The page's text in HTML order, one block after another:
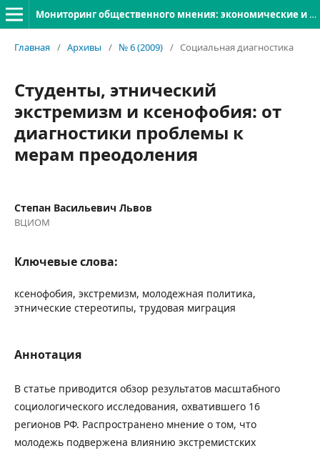
Мониторинг общественного мнения: экономические и социальные перемены
Главная / Архивы / № 6 (2009) / Социальная диагностика
Студенты, этнический
экстремизм и ксенофобия: от
диагностики проблемы к
мерам преодоления
Степан Васильевич Львов
ВЦИОМ
Ключевые слова:
ксенофобия, экстремизм, молодежная политика,
этнические стереотипы, трудовая миграция
Аннотация
В статье приводится обзор результатов масштабного
социологического исследования, охватившего 16
регионов РФ. Распространено мнение о том, что
молодежь подвержена влиянию экстремистских